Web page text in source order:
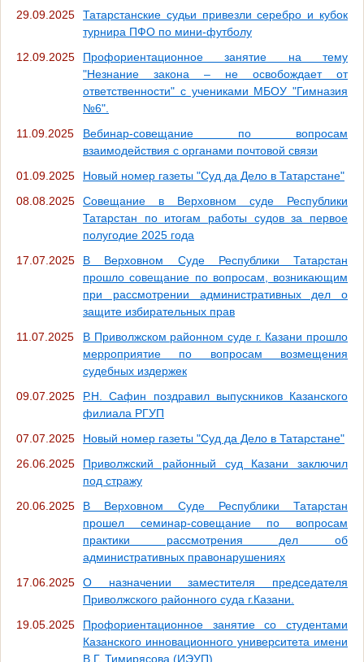
29.09.2025
Татарстанские судьи привезли серебро и кубок
турнира ПФО по мини-футболу
12.09.2025
Профориентационное занятие на тему
"Незнание закона – не освобождает от
ответственности" с учениками МБОУ "Гимназия
№6".
11.09.2025
Вебинар-совещание по вопросам
взаимодействия с органами почтовой связи
01.09.2025
Новый номер газеты "Суд да Дело в Татарстане"
08.08.2025
Совещание в Верховном суде Республики
Татарстан по итогам работы судов за первое
полугодие 2025 года
17.07.2025
В Верховном Суде Республики Татарстан
прошло совещание по вопросам, возникающим
при рассмотрении административных дел о
защите избирательных прав
11.07.2025
В Приволжском районном суде г. Казани прошло
мерроприятие по вопросам возмещения
судебных издержек
09.07.2025
Р.Н. Сафин поздравил выпускников Казанского
филиала РГУП
07.07.2025
Новый номер газеты "Суд да Дело в Татарстане"
26.06.2025
Приволжский районный суд Казани заключил
под стражу
20.06.2025
В Верховном Суде Республики Татарстан
прошел семинар-совещание по вопросам
практики рассмотрения дел об
административных правонарушениях
17.06.2025
О назначении заместителя председателя
Приволжского районного суда г.Казани.
19.05.2025
Профориентационное занятие со студентами
Казанского инновационного университета имени
В.Г. Тимирясова (ИЭУП)